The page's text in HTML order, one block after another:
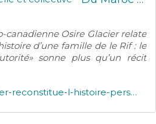
canadienne Osire Glacier relate
d’une famille de le Rif : le
sonne plus qu’un récit
http://maroqueens.com/2026/02/du-maroc-au-quebec-osire-glacier-reconstitue-l-histoire-personnelle-et-collective.html